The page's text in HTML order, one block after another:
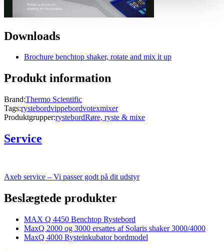
Downloads
Brochure benchtop shaker, rotate and mix it up
Produkt information
Brand:Thermo Scientific
Tags:rystebordvippebordvotexmixer
Produktgrupper:rystebordRøre, ryste & mixe
Service
Axeb service – Vi passer godt på dit udstyr
Beslægtede produkter
MAX Q 4450 Benchtop Rystebord
MaxQ 2000 og 3000 ersattes af Solaris shaker 3000/4000
MaxQ 4000 Rysteinkubator bordmodel